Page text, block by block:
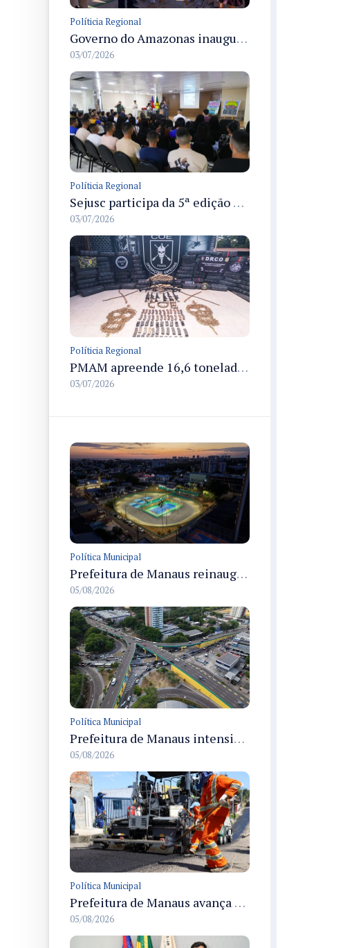
Políticia Regional
Governo do Amazonas inaugura primeiro Castramóvel Fluvial para atendimento veterinário às comunidades ribeirinhas e castração gratuita
03/07/2026
Políticia Regional
Sejusc participa da 5ª edição do Caminhos Literários com foco na cultura hip-hop nas unidades socioeducativas
03/07/2026
Políticia Regional
PMAM apreende 16,6 toneladas de entorpecentes e registra aumento nas prisões em flagrante e nas capturas de foragidos no primeiro semestre de 2026
03/07/2026
Política Municipal
Prefeitura de Manaus reinaugura o Velódromo Professora Alzira Campos e entrega espaço esportivo totalmente revitalizado
05/08/2026
Política Municipal
Prefeitura de Manaus intensifica obras de modernização no viaduto Miguel Arraes para ampliar segurança e acessibilidade na região
05/08/2026
Política Municipal
Prefeitura de Manaus avança com recapeamento no Parque Rio Solimões e cobre cerca de 30 ruas
05/08/2026